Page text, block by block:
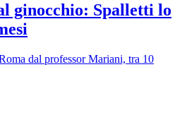
ginocchio: Spalletti lo
dal professor Mariani, tra 10